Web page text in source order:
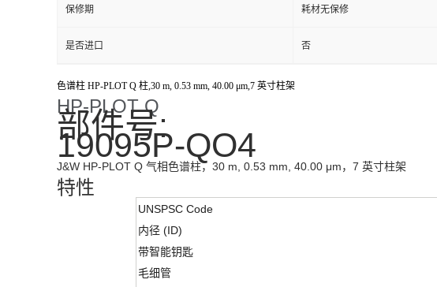
保修期 耗材无保修
是否进口 否
色谱柱 HP-PLOT Q 柱,30 m, 0.53 mm, 40.00 μm,7 英寸柱架
HP-PLOT Q
部件号:
19095P-QO4
J&W HP-PLOT Q 气相色谱柱，30 m, 0.53 mm, 40.00 μm，7 英寸柱架
特性
UNSPSC Code
内径 (ID)
带智能钥匙
毛细管